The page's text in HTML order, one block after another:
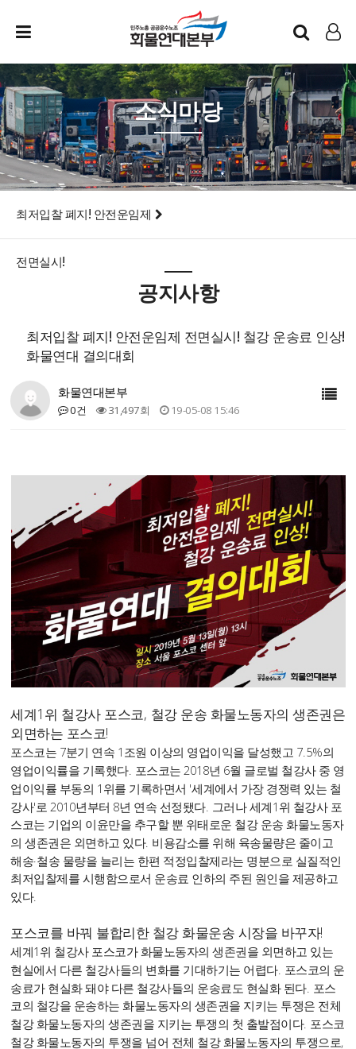
인트라넷
LOG IN
소식마당
최저입찰 폐지! 안전운임제
전면실시!
공지사항
최저입찰 폐지! 안전운임제 전면실시! 철강 운송료 인상!
화물연대 결의대회
화물연대본부
0건 31,497회 19-05-08 15:46
세계1 위 철강사 포스코, 철강 운송 화물노동자의 생존권은
외면하는 포스코!
포스코는 7분기 연속 1 조원 이상의 영업이익을 달성했고 7.5%의
영업이익률을 기록했다. 포스코는2018년 6월 글로벌 철강사 중 영
업이익률 부동의 1 위를 기록하면서 '세계에서 가장 경쟁력 있는 철
강사'로2010년부터 8년 연속 선정됐다. 그러나 세계 1 위 철강사 포
스코는 기업의 이윤만을 추구할 뿐 위태로운 철강 운송 화물노동자
의 생존권은 외면하고 있다. 비용감소를 위해 육송물량은 줄이고
해송·철송 물량을 늘리는 한편 적정입찰제라는 명분으로 실질적인
최저입찰제를 시행함으로서 운송료 인하의 주된 원인을 제공하고
있다.
포스코를 바꿔 불합리한 철강 화물운송 시장을 바꾸자!
세계 1 위 철강사 포스코가 화물노동자의 생존권을 외면하고 있는
현실에서 다른 철강사들의 변화를 기대하기는 어렵다. 포스코의 운
송료가 현실화 돼야 다른 철강사들의 운송료도 현실화 된다. 포스
코의 철강을 운송하는 화물노동자의 생존권을 지키는 투쟁은 전체
철강 화물노동자의 생존권을 지키는 투쟁의 첫 출발점이다. 포스코
철강 화물노동자의 투쟁을 넘어 전체 철강 화물노동자의 투쟁으로,